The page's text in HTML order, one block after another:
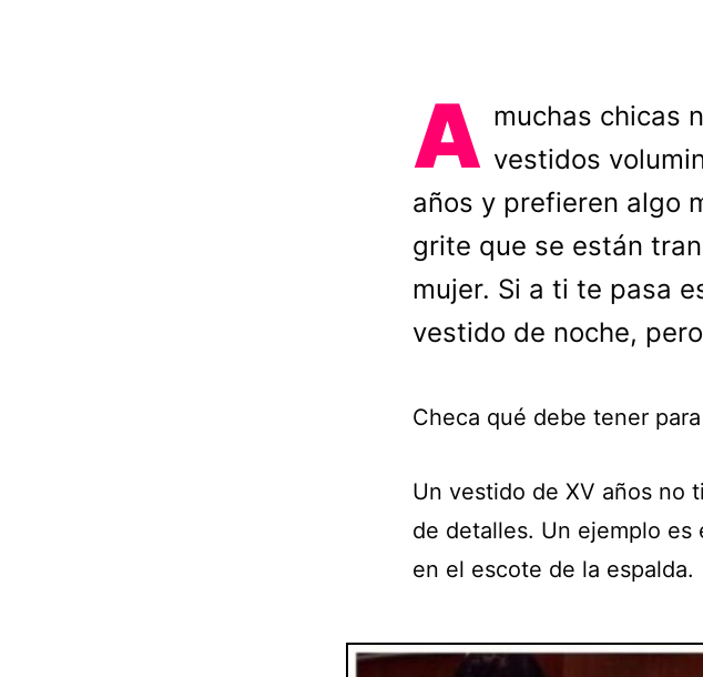
A muchas chicas
vestidos
años y prefieren algo
grite que se están
mujer. Si a ti te pasa
vestido de noche,
Checa qué debe tener
Un vestido de XV años no
de detalles. Un ejemplo
en el escote de la espalda.